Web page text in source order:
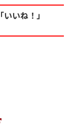
いね！」